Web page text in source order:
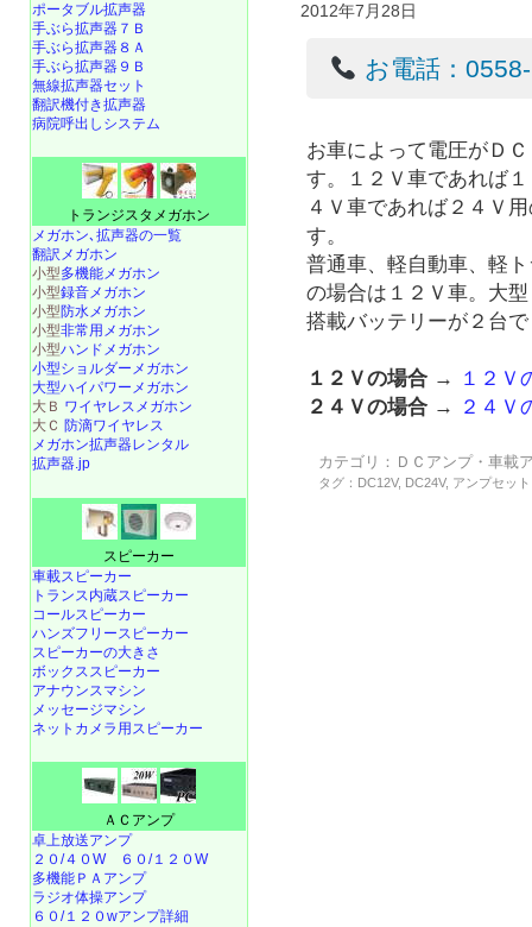
2012年7月28日
お電話：
お車によって電圧がＤ
す。１２Ｖ車であれば
４Ｖ車であれば２４Ｖ
す。
普通車、軽自動車、軽
の場合は１２Ｖ車。大
搭載バッテリーが２台
１２Ｖの場合 →
１２Ｖ
２４Ｖの場合 → ２４Ｖ
カテゴリ： ＤＣアンプ・車載
タグ： DC12V, DC24V, アンプセット
ポータブル拡声器
手ぶら拡声器７Ｂ
手ぶら拡声器８Ａ
手ぶら拡声器９Ｂ
無線拡声器セット
翻訳機付き拡声器
病院呼出しシステム
トランジスタメガホン
メガホン､拡声器の一覧
翻訳メガホン
小型多機能メガホン
小型録音メガホン
小型防水メガホン
小型非常用メガホン
小型ハンドメガホン
小型ショルダーメガホン
大型ハイパワーメガホン
大Ｂ ワイヤレスメガホン
大Ｃ 防滴ワイヤレス
メガホン拡声器レンタル
拡声器.jp
スピーカー
車載スピーカー
トランス内蔵スピーカー
コールスピーカー
ハンズフリースピーカー
スピーカーの大きさ
ボックススピーカー
アナウンスマシン
メッセージマシン
ネットカメラ用スピーカー
ＡＣアンプ
卓上放送アンプ
２０/４０W
６０/１２０W
多機能ＰＡアンプ
ラジオ体操アンプ
６０/１２０wアンプ詳細